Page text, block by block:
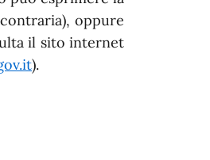
oppure
il sito internet
).